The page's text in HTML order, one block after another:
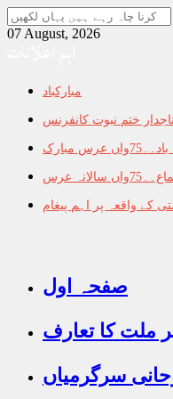
جو
تلاش
یہاں
07 August, 2026
اہم اعلانات
مبارکباد
ختم نبوت کانفرنس
عرس مبارک
عرس
کے واقعہ پر اہم پیغام
صفحہ اول
ملت کا تعارف
سرگرمیاں